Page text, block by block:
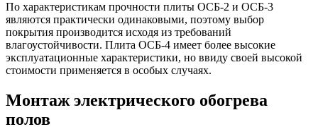
По характеристикам прочности плиты ОСБ-2 и ОСБ-3
являются практически одинаковыми, поэтому выбор
покрытия производится исходя из требований
влагоустойчивости. Плита ОСБ-4 имеет более высокие
эксплуатационные характеристики, но ввиду своей высокой
стоимости применяется в особых случаях.
Монтаж электрического обогрева
полов